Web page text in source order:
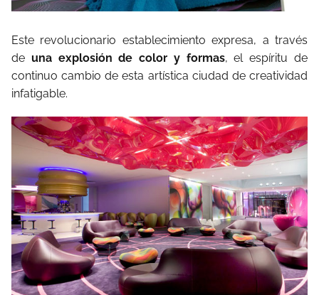
Este revolucionario establecimiento expresa, a través
de una explosión de color y formas, el espíritu de
continuo cambio de esta artística ciudad de creatividad
infatigable.